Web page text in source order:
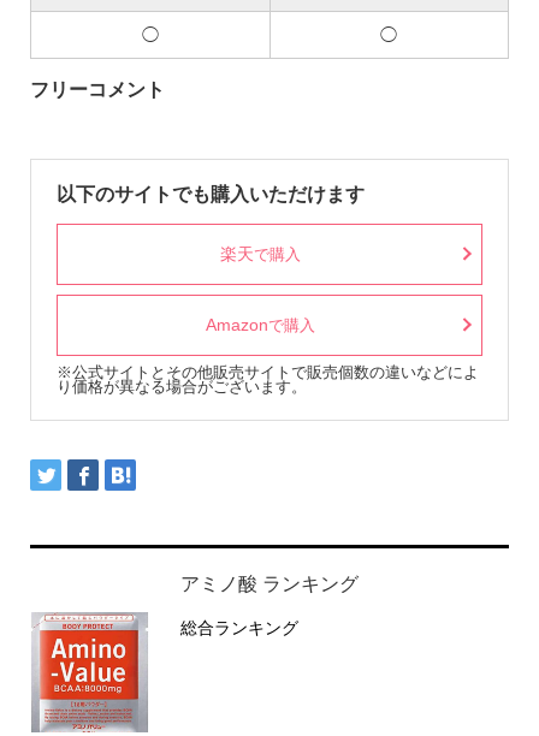
◯ ◯
フリーコメント
以下のサイトでも購入いただけます
楽天で購入
Amazonで購入
※公式サイトとその他販売サイトで販売個数の違いなどによ
り価格が異なる場合がございます。
アミノ酸 ランキング
総合ランキング